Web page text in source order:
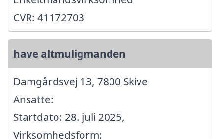
CVR: 41172703
have altmuligmanden
Damgårdsvej 13, 7800 Skive
Ansatte:
Startdato: 28. juli 2025,
Virksomhedsform: